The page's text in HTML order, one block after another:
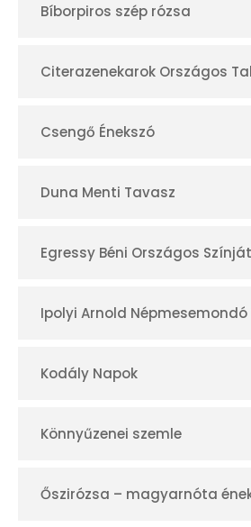
r
Bíborpiros szép rózsa
Citerazenekarok Országos
Csengő Énekszó
Duna Menti Tavasz
Egressy Béni Országos
Ipolyi Arnold Népmesemondó
Kodály Napok
Könnyűzenei szemle
Őszirózsa – magyarnóta